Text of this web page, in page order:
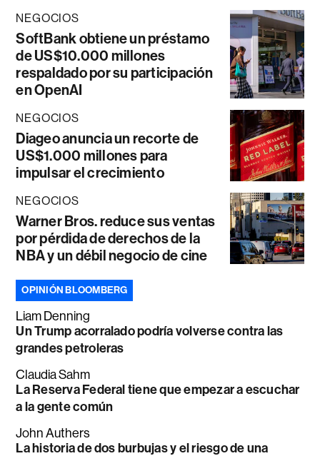
NEGOCIOS
SoftBank obtiene un préstamo
de US$10.000 millones
respaldado por su participación
en OpenAI
NEGOCIOS
Diageo anuncia un recorte de
US$1.000 millones para
impulsar el crecimiento
NEGOCIOS
Warner Bros. reduce sus ventas
por pérdida de derechos de la
NBA y un débil negocio de cine
OPINIÓN BLOOMBERG
Liam Denning
Un Trump acorralado podría volverse contra las
grandes petroleras
Claudia Sahm
La Reserva Federal tiene que empezar a escuchar
a la gente común
John Authers
La historia de dos burbujas y el riesgo de una